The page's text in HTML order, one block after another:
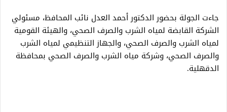
جاءت الجولة بحضور الدكتور أحمد العدل نائب المحافظ، مسئولي
الشركة القابضة لمياه الشرب والصرف الصحي، والهيئة القومية
لمياه الشرب والصرف الصحي، والجهاز التنظيمي لمياه الشرب
والصرف الصحي، وشركة مياه الشرب والصرف الصحي بمحافظة
الدقهلية.